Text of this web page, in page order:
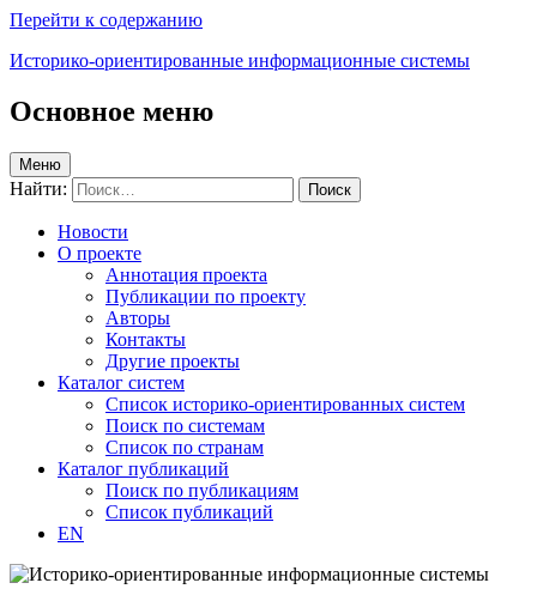
Перейти к содержанию
Историко-ориентированные информационные системы
Основное меню
Меню
Найти:
Новости
О проекте
Аннотация проекта
Публикации по проекту
Авторы
Контакты
Другие проекты
Каталог систем
Список историко-ориентированных систем
Поиск по системам
Список по странам
Каталог публикаций
Поиск по публикациям
Список публикаций
EN